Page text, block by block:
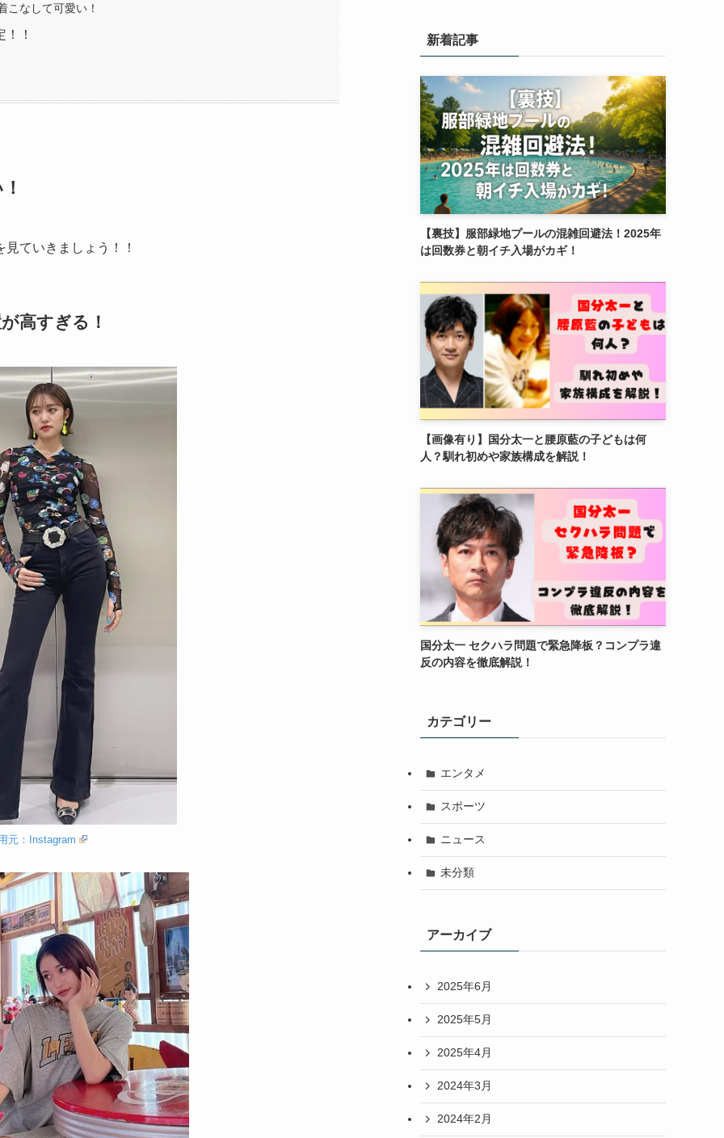
こなして可愛い！
！
ていきましょう！！
高すぎる！
元：Instagram
新着記事
【裏技】服部緑地プールの混雑回避法！2025年
は回数券と朝イチ入場がカギ！
【画像有り】国分太一と腰原藍の子どもは何
人？馴れ初めや家族構成を解説！
国分太一 セクハラ問題で緊急降板？コンプラ違
反の内容を徹底解説！
カテゴリー
エンタメ
スポーツ
ニュース
未分類
アーカイブ
2025年6月
2025年5月
2025年4月
2024年3月
2024年2月